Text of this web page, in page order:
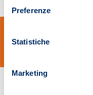
Preferenze
Statistiche
Marketing
Pistoia 01680210505 – R.E.A.
Società adotta il Codice Etico